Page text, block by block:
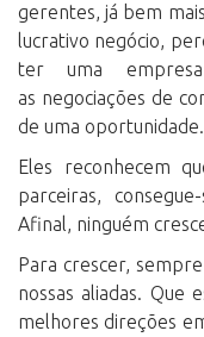
gerentes, já bem
lucrativo negócio,
ter uma
as negociações de
de uma oportunidade.
Eles reconhecem
parceiras,
Afinal, ninguém
Para crescer,
nossas aliadas. Que
melhores direções